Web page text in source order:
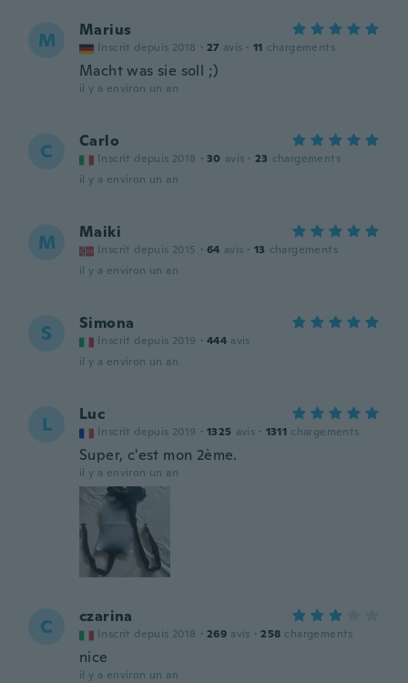
M Marius
Inscrit depuis 2018 · 27 avis · 11 chargements
Macht was sie soll ;)
il y a environ un an
C Carlo
Inscrit depuis 2018 · 30 avis · 23 chargements
il y a environ un an
M Maiki
Inscrit depuis 2015 · 64 avis · 13 chargements
il y a environ un an
S Simona
Inscrit depuis 2019 · 444 avis
il y a environ un an
L Luc
Inscrit depuis 2019 · 1325 avis · 1311 chargements
Super, c'est mon 2ème.
il y a environ un an
C czarina
Inscrit depuis 2018 · 269 avis · 258 chargements
nice
il y a environ un an